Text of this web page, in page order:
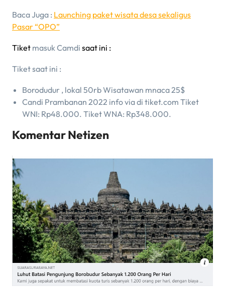
Baca Juga : Launching paket wisata desa sekaligus
Pasar “OPO”
Tiket masuk Camdi saat ini :
Tiket saat ini :
Borodudur , lokal 50rb Wisatawan mnaca 25$
Candi Prambanan 2022 info via di tiket.com Tiket
WNI: Rp48.000. Tiket WNA: Rp348.000.
Komentar Netizen